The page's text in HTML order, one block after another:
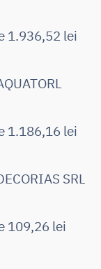
1.936,52 lei
1.186,16 lei
SRL
109,26 lei